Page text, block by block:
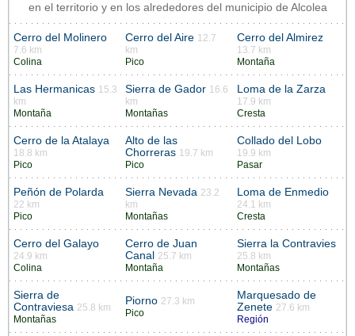
en el territorio y en los alrededores del municipio de Alcolea
Cerro del Molinero
7.6 km
Colina
Cerro del Aire 12.7
km
Pico
Cerro del Almirez
13.7 km
Montaña
Las Hermanicas 15.3
km
Montaña
Sierra de Gador 16.6
km
Montañas
Loma de la Zarza
17.9 km
Cresta
Cerro de la Atalaya
18.8 km
Pico
Alto de las
Chorreras 19.7 km
Pico
Collado del Lobo
19.9 km
Pasar
Peñón de Polarda
22 km
Pico
Sierra Nevada 23.2
km
Montañas
Loma de Enmedio
24.1 km
Cresta
Cerro del Galayo
24.9 km
Colina
Cerro de Juan
Canal
25.7 km
Montaña
Sierra la Contravies
25.8 km
Montañas
Sierra de
Contraviesa 25.8 km
Montañas
Piorno 27.3 km
Pico
Marquesado de
Zenete 27.6 km
Región